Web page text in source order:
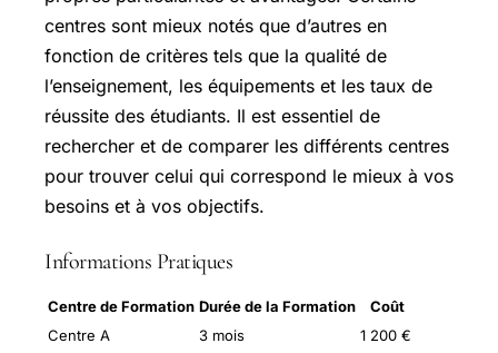
centres sont mieux notés que d’autres en
fonction de critères tels que la qualité de
l’enseignement, les équipements et les taux de
réussite des étudiants. Il est essentiel de
rechercher et de comparer les différents centres
pour trouver celui qui correspond le mieux à vos
besoins et à vos objectifs.
Informations Pratiques
Centre de Formation Durée de la Formation
Coût
Centre A
3 mois
1 200 €